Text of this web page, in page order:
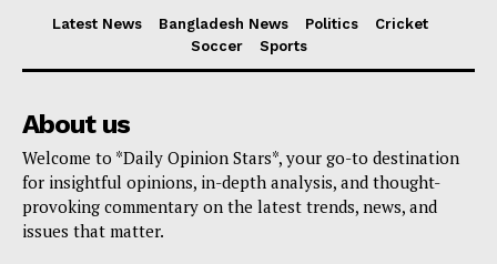
Latest News Bangladesh News Politics
Cricket
Soccer
Sports
About us
Welcome to *Daily Opinion Stars*, your go-to destination
for insightful opinions, in-depth analysis, and thought-
provoking commentary on the latest trends, news, and
issues that matter.